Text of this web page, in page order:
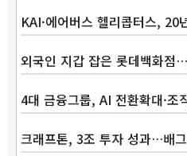
KAI·에어버스 헬리콥터스,
외국인 지갑 잡은 롯데백화
4대 금융그룹, AI 전환확대·
크래프톤, 3조 투자 성과…배